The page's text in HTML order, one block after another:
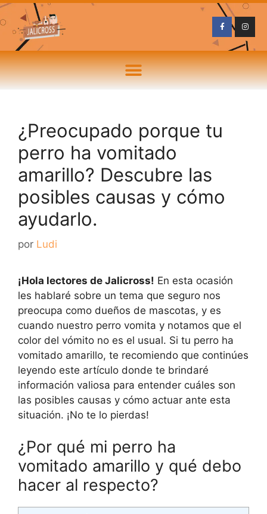
¿Preocupado porque tu
perro ha vomitado
amarillo? Descubre las
posibles causas y cómo
ayudarlo.
por Ludi
¡Hola lectores de Jalicross! En esta ocasión
les hablaré sobre un tema que seguro nos
preocupa como dueños de mascotas, y es
cuando nuestro perro vomita y notamos que el
color del vómito no es el usual. Si tu perro ha
vomitado amarillo, te recomiendo que continúes
leyendo este artículo donde te brindaré
información valiosa para entender cuáles son
las posibles causas y cómo actuar ante esta
situación. ¡No te lo pierdas!
¿Por qué mi perro ha
vomitado amarillo y qué debo
hacer al respecto?